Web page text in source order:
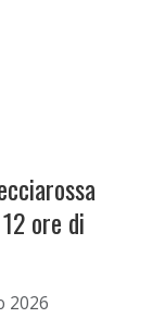
ore di
2026